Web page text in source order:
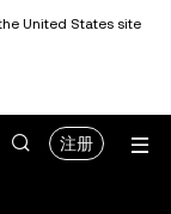
United States site
注册